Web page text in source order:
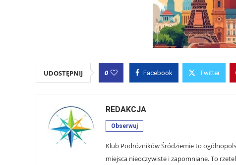
UDOSTĘPNIJ 0 Facebook Twitter
REDAKCJA
Obserwuj
Klub Podróżników Śródziemie to
miejsca nieoczywiste i zapomniane. To